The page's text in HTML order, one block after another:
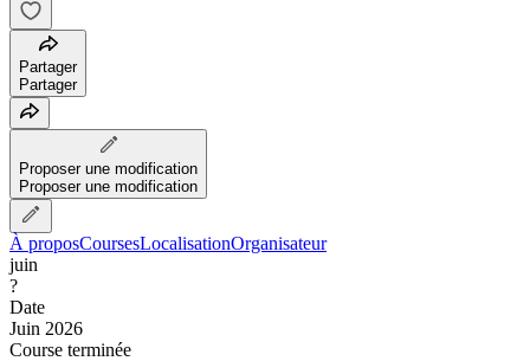
Partager
Partager
Proposer une modification
Proposer une modification
À proposCoursesLocalisationOrganisateur
juin
?
Date
Juin 2026
Course terminée